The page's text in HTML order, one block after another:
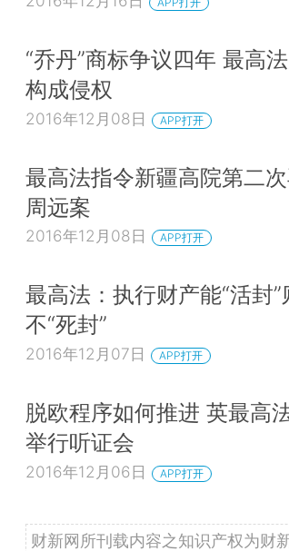
“乔丹”商标争议四年 最高
构成侵权
2016年12月08日 APP打开
最高法指令新疆高院第二
周远案
2016年12月08日 APP打开
最高法：执行财产能“活封”
不“死封”
2016年12月07日 APP打开
脱欧程序如何推进 英最高
举行听证会
2016年12月06日 APP打开
财新网所刊载内容之知识产权为财